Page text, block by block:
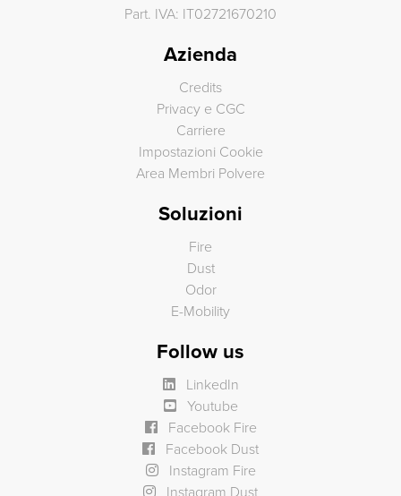
Part. IVA: IT02721670210
Azienda
Credits
Privacy e CGC
Carriere
Impostazioni Cookie
Area Membri Polvere
Soluzioni
Fire
Dust
Odor
E-Mobility
Follow us
LinkedIn
Youtube
Facebook Fire
Facebook Dust
Instagram Fire